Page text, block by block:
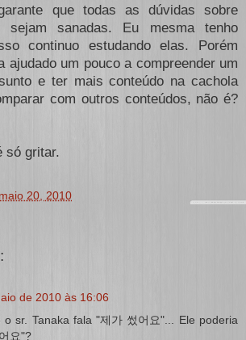
que todas as dúvidas sobre
sejam sanadas. Eu mesma tenho
continuo estudando elas. Porém
ajudado um pouco a compreender um
e ter mais conteúdo na cachola
com outros conteúdos, não é?
só gritar.
20, 2010
de 2010 às 16:06
sr. Tanaka fala "제가 썼어요"... Ele poderia
요"?